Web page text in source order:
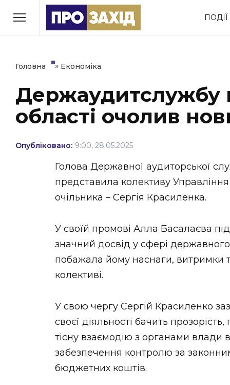
ПОДІЇ
РУБРИКИ
Економіка
Політика Соціум
Втрачений Ужгород
ЗАКАРПАТСЬКІ НОВИНИ
НОВИНИ ЗАХІДНОЇ УКРАЇНИ
ВІДЕО
Головна » Економіка
Держаудитслужбу
області очолив
Опубліковано: 9:00, 28.05.2025
Голова Державної аудиторської
представила колективу
очільника – Сергія Красиленка.
У своїй промові Алла Басалаєва
значний досвід у сфері
побажала йому наснаги, витримки
колективі.
У свою чергу Сергій Красиленко
своєї діяльності бачить
тісну взаємодію з органами влади
забезпечення контролю за
бюджетних коштів.